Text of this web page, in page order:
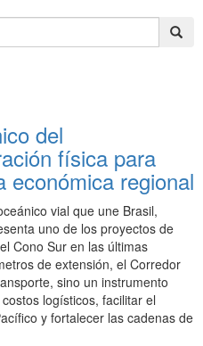
del
física para
económica regional
vial que une Brasil,
uno de los proyectos de
Cono Sur en las últimas
de extensión, el Corredor
sino un instrumento
logísticos, facilitar el
y fortalecer las cadenas de